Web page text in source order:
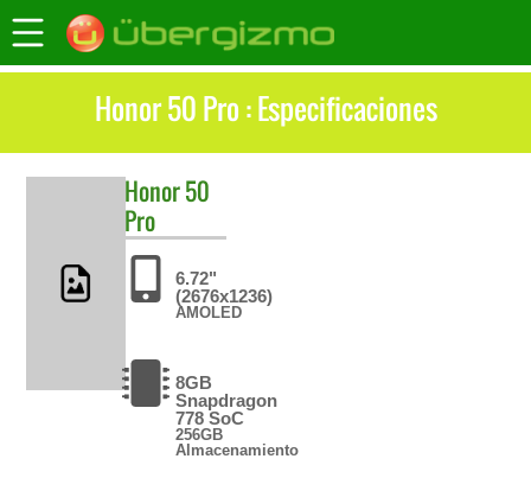
Honor 50 Pro : Especificaciones
Honor50
Pro
6.72"
(2676x1236)
AMOLED
8GB
Snapdragon
778 SoC
256GB
Almacenamiento